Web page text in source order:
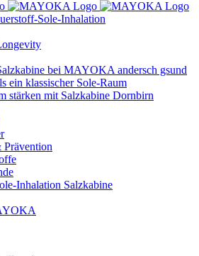
Sole-Inhalation
bei MAYOKA andersch gsund
ein klassischer Sole-Raum
stärken mit Salzkabine Dornbirn
Inhalation Salzkabine